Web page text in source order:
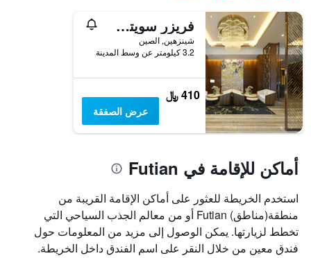
فريزر سويتس شينجين
شينزهين, الصين
3.2 كيلومتر عن وسط المدينة
410 ﷼
عرض الصفقة
أماكن للإقامة في Futian
استخدم الخريطة للعثور على أماكن الإقامة القريبة من
منطقة(مناطق) Futian أو من معالم الجذب السياحي التي
تخطط لزيارتها. يمكن الوصول إلى مزيد من المعلومات حول
فندق معين من خلال النقر على اسم الفندق داخل الخريطة.